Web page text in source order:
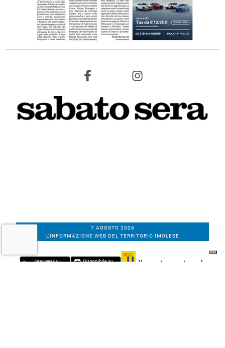
7 AGOSTO 2026
L'INFORMAZIONE WEB DEL TERRITORIO IMOLESE
Il nostro network